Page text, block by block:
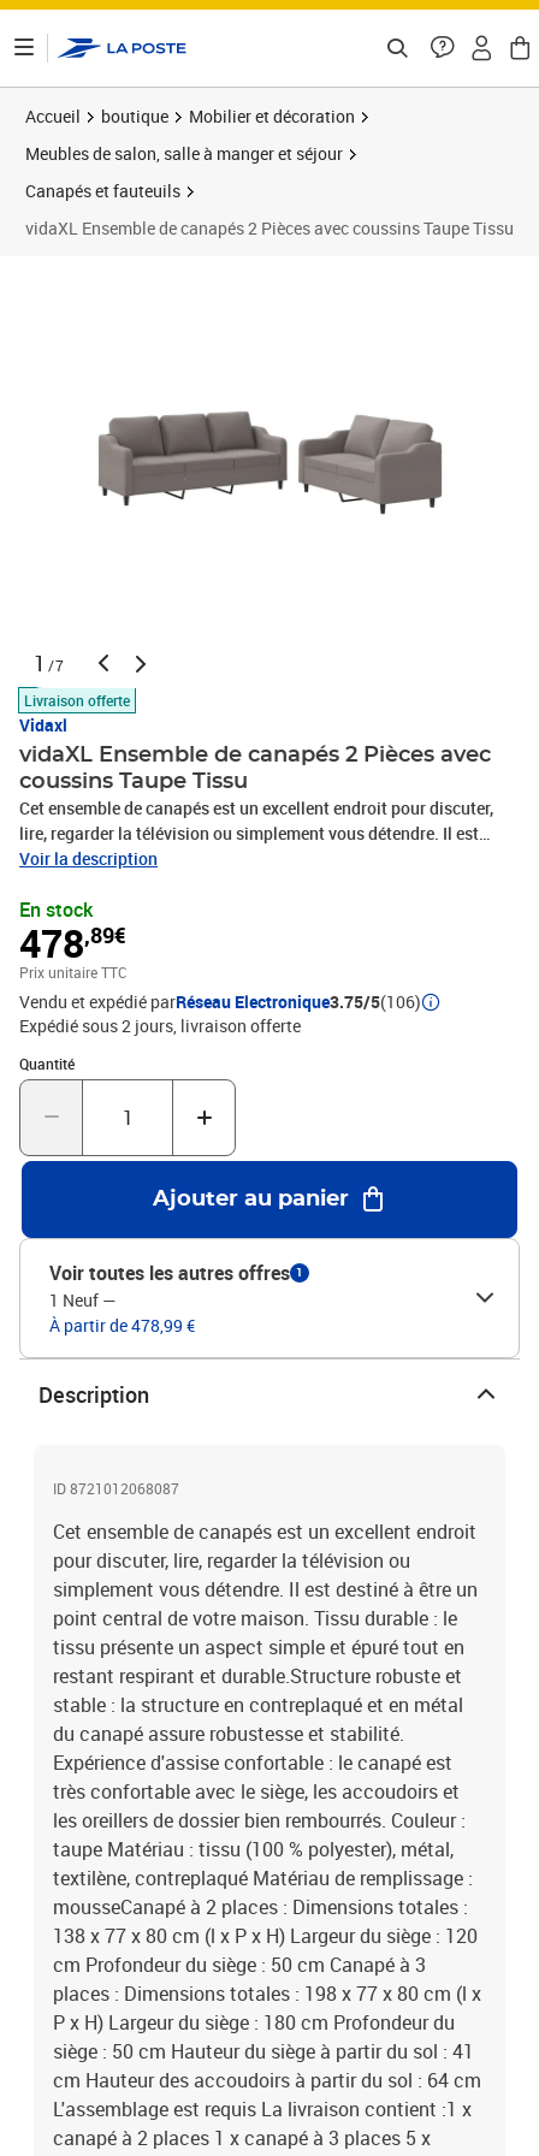
Accueil boutique
Mobilier et décoration
Meubles de salon, salle à manger et séjour
Canapés et fauteuils
vidaXL Ensemble de canapés 2 Pièces avec coussins Taupe Tissu
1 /7
Livraison offerte
Vidaxl
vidaXL Ensemble de canapés 2 Pièces avec
coussins Taupe Tissu
Cet ensemble de canapés est un excellent endroit pour discuter,
lire, regarder la télévision ou simplement vous détendre. Il est
destiné à être un point central de votre maison. Tissu durable : le
et durable.Structure robuste et stable : la structure en
contreplaqué et en métal du canapé assure robustesse et stabilité.
Expérience d'assise confortable : le canapé est très confortable
avec le siège, les accoudoirs et les oreillers de dossier bien
rembourrés. Couleur : taupe Matériau : tissu (100 % polyester),
métal, textilène, contreplaqué Matériau de remplissage :
mousseCanapé à 2 places : Dimensions totales : 138 x 77 x 80 cm
(l x P x H) Largeur du siège : 120 cm Profondeur du siège : 50 cm
Canapé à 3 places : Dimensions totales : 198 x 77 x 80 cm (l x P x
du siège à partir du sol : 41 cm Hauteur des accoudoirs à partir du
sol : 64 cm L'assemblage est requis La livraison contient :1 x
canapé à 2 places 1 x canapé à 3 places 5 x coussin
Voir la description
En stock
478,89€
Prix unitaire TTC
Vendu et expédié parRéseau Electronique3.75/5(106)
Expédié sous 2 jours livraison offerte
Quantité
Quantité : 1
Ajouter au panier
Voir toutes les autres offres 1
1 Neuf —
À partir de 478,99 €
Description
ID 8721012068087
Cet ensemble de canapés est un excellent endroit
pour discuter, lire, regarder la télévision ou
simplement vous détendre. Il est destiné à être un
point central de votre maison. Tissu durable : le
tissu présente un aspect simple et épuré tout en
restant respirant et durable.Structure robuste et
stable : la structure en contreplaqué et en métal
du canapé assure robustesse et stabilité.
Expérience d'assise confortable : le canapé est
très confortable avec le siège, les accoudoirs et
les oreillers de dossier bien rembourrés. Couleur :
taupe Matériau : tissu (100 % polyester), métal,
textilène, contreplaqué Matériau de remplissage :
mousseCanapé à 2 places : Dimensions totales :
138 x 77 x 80 cm (l x P x H) Largeur du siège : 120
cm Profondeur du siège : 50 cm Canapé à 3
places : Dimensions totales : 198 x 77 x 80 cm (l x
P x H) Largeur du siège : 180 cm Profondeur du
siège : 50 cm Hauteur du siège à partir du sol : 41
cm Hauteur des accoudoirs à partir du sol : 64 cm
L'assemblage est requis La livraison contient :1 x
canapé à 2 places 1 x canapé à 3 places 5 x